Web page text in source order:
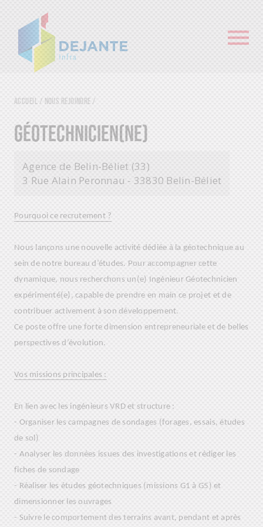
Accueil / Nous rejoindre /
GÉOTECHNICIEN(NE)
Agence de Belin-Béliet (33)
3 Rue Alain Peronnau - 33830 Belin-Béliet
Pourquoi ce recrutement ?
Nous lançons une nouvelle activité dédiée à la géotechnique au
sein de notre bureau d’études. Pour accompagner cette
dynamique, nous recherchons un(e) Ingénieur Géotechnicien
expérimenté(e), capable de prendre en main ce projet et de
contribuer activement à son développement.
Ce poste offre une forte dimension entrepreneuriale et de belles
perspectives d’évolution.
Vos missions principales :
En lien avec les ingénieurs VRD et structure :
- Organiser les campagnes de sondages (forages, essais, études
de sol)
- Analyser les données issues des investigations et rédiger les
fiches de sondage
- Réaliser les études géotechniques (missions G1 à G5) et
dimensionner les ouvrages
- Suivre le comportement des terrains avant, pendant et après